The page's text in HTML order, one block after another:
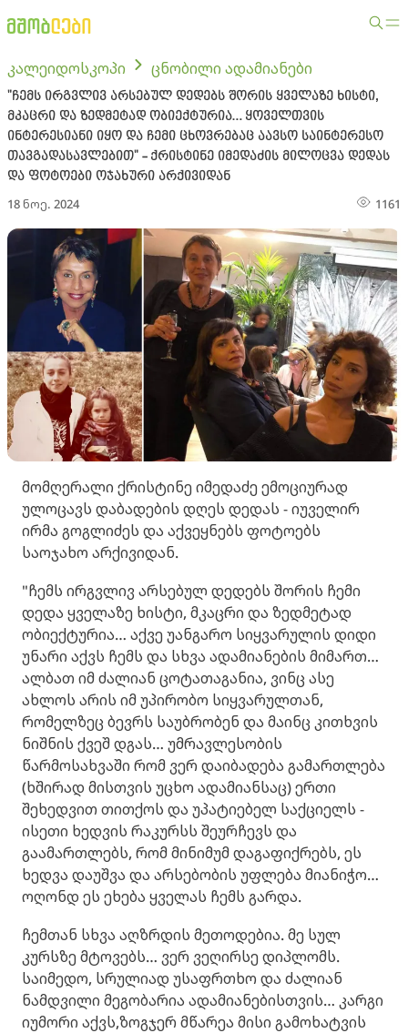
კალეიდოსკოპი ცნობილი ადამიანები
"ჩემს ირგვლივ არსებულ დედებს შორის ყველაზე ხისტი,
მკაცრი და ზედმეტად ობიექტურია… ყოველთვის
ინტერესიანი იყო და ჩემი ცხოვრებაც აავსო საინტერესო
თავგადასავლებით" - ქრისტინე იმედაძის მილოცვა დედას
და ფოტოები ოჯახური არქივიდან
18 ნოე. 2024 1161
მომღერალი ქრისტინე იმედაძე ემოციურად
ულოცავს დაბადების დღეს დედას - იუველირ
ირმა გოგლიძეს და აქვეყნებს ფოტოებს
საოჯახო არქივიდან.
"ჩემს ირგვლივ არსებულ დედებს შორის ჩემი
დედა ყველაზე ხისტი, მკაცრი და ზედმეტად
ობიექტურია… აქვე უანგარო სიყვარულის დიდი
უნარი აქვს ჩემს და სხვა ადამიანების მიმართ…
ალბათ იმ ძალიან ცოტათაგანია, ვინც ასე
ახლოს არის იმ უპირობო სიყვარულთან,
რომელზეც ბევრს საუბრობენ და მაინც კითხვის
ნიშნის ქვეშ დგას… უმრავლესობის
წარმოსახვაში რომ ვერ დაიბადება გამართლება
(ხშირად მისთვის უცხო ადამიანსაც) ერთი
შეხედვით თითქოს და უპატიებელ საქციელს -
ისეთი ხედვის რაკურსს შეურჩევს და
გაამართლებს, რომ მინიმუმ დაგაფიქრებს, ეს
ხედვა დაუშვა და არსებობის უფლება მიანიჭო…
ოღონდ ეს ეხება ყველას ჩემს გარდა.
ჩემთან სხვა აღზრდის მეთოდებია. მე სულ
კურსზე მტოვებს… ვერ ვეღირსე დიპლომს.
საიმედო, სრულიად უსაფრთხო და ძალიან
ნამდვილი მეგობარია ადამიანებისთვის… კარგი
იუმორი აქვს,ზოგჯერ მწარეა მისი გამოხატვის